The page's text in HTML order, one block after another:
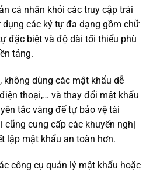
cá nhân khỏi các truy cập trái
dụng các ký tự đa dạng gồm chữ
đặc biệt và độ dài tối thiểu phù
tảng.
không dùng các mật khẩu dễ
thoại,… và thay đổi mật khẩu
tắc vàng để tự bảo vệ tài
cũng cung cấp các khuyến nghị
lập mật khẩu an toàn hơn.
công cụ quản lý mật khẩu hoặc